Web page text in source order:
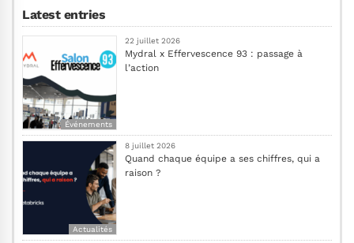
Latest entries
Événements
22 juillet 2026
Mydral x Effervescence 93 : passage à
l’action
Actualités
8 juillet 2026
Quand chaque équipe a ses chiffres, qui a
raison ?